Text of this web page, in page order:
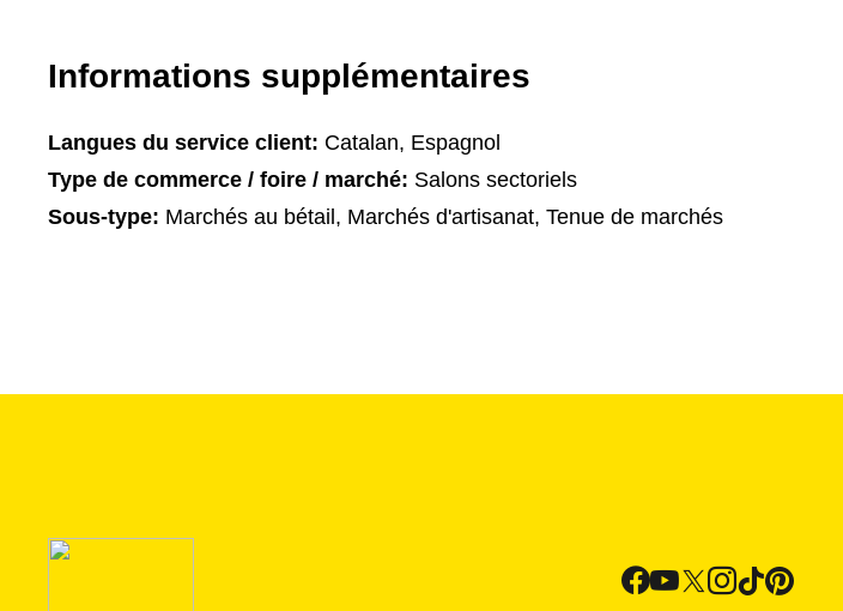
Informations supplémentaires
Langues du service client: Catalan, Espagnol
Type de commerce / foire / marché: Salons sectoriels
Sous-type: Marchés au bétail, Marchés d'artisanat, Tenue de marchés